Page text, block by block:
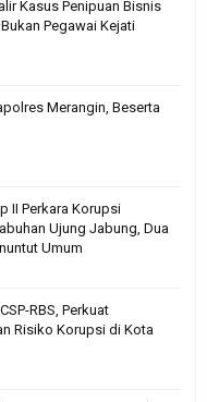
Kasus Penipuan Bisnis
Pegawai Kejati
Merangin, Beserta
II Perkara Korupsi
Ujung Jabung, Dua
Umum
RBS, Perkuat
Risiko Korupsi di Kota